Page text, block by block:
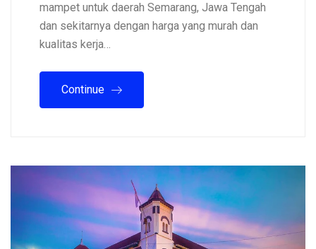
mampet untuk daerah Semarang, Jawa Tengah
dan sekitarnya dengan harga yang murah dan
kualitas kerja…
Continue